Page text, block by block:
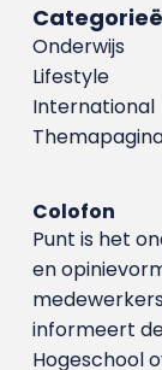
Onderwijs
Lifestyle
International
Colofon
Punt is het
en
informeert
Hogeschool